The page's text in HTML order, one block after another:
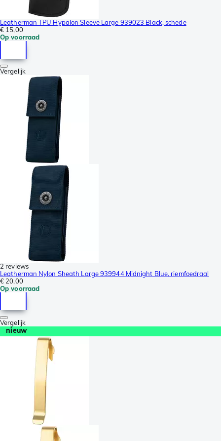
Leatherman TPU Hypalon Sleeve Large 939023 Black, schede
€ 15,00
Op voorraad
Vergelijk
2 reviews
Leatherman Nylon Sheath Large 939944 Midnight Blue, riemfoedraal
€ 20,00
Op voorraad
Vergelijk
nieuw